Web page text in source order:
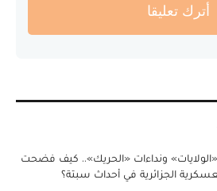
أترك تعليقا
ونداءات «الحريك».. كيف فضحت
الجزائرية في أحداث سبتة؟